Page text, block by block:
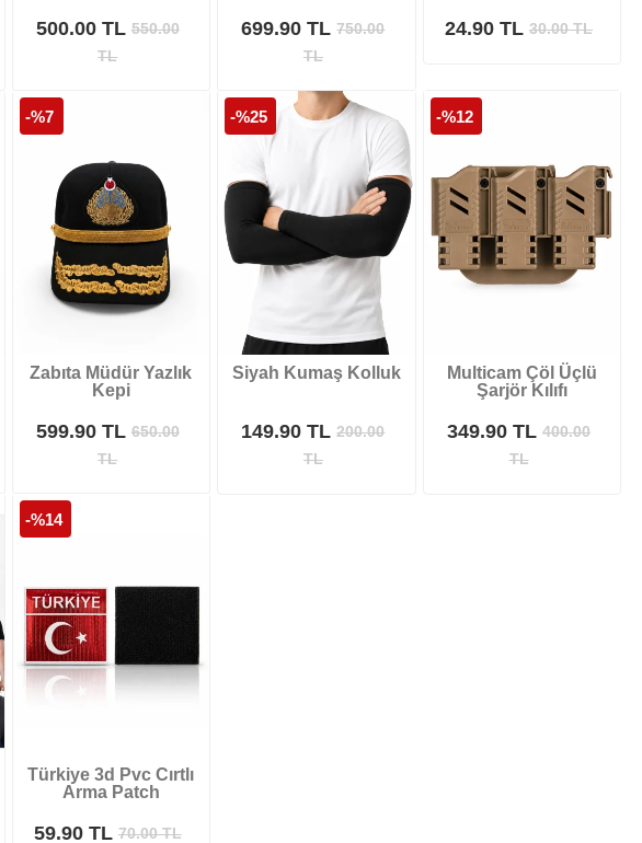
500.00 TL 550.00
TL
699.90 TL750.00
TL
24.90 TL30.00TL
-%7
Zabıta Müdür Yazlık
Kepi
599.90 TL 650.00
TL
-%25
Siyah Kumaş Kolluk
149.90 TL200.00
TL
-%12
Multicam Çöl Üçlü
Şarjör Kılıfı
349.90 TL400.00
TL
-%14
Türkiye 3d Pvc Cırtlı
Arma Patch
59.90 TL 70.00TL